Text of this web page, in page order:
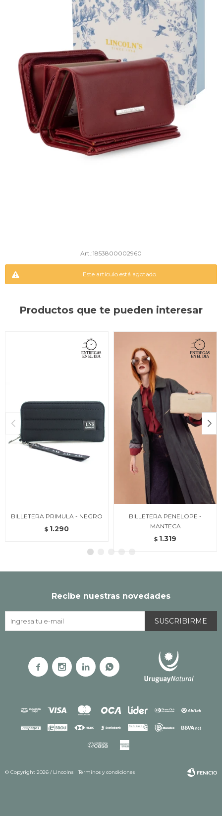
1853800002960
Este artículo está agotado.
Productos que te pueden interesar
BILLETERA PRIMULA - NEGRO
$ 1.290
BILLETERA PENELOPE -
MANTECA
$ 1.319
Recibe nuestras novedades
SUSCRIBIRME
   
© Copyright 2026 / Lincolns Términos y condiciones